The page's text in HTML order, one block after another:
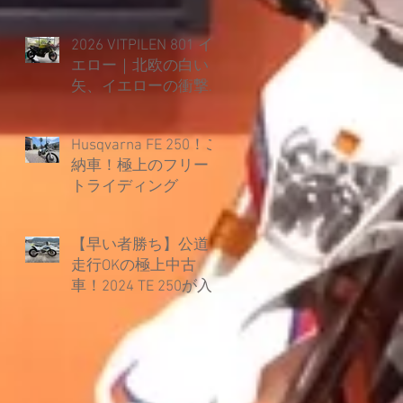
2026 VITPILEN 801 イ
エロー｜北欧の白い
矢、イエローの衝撃
Husqvarna FE 250！ご
納車！極上のフリー
トライディング
【早い者勝ち】公道
走行OKの極上中古
車！2024 TE 250が入
荷しました！